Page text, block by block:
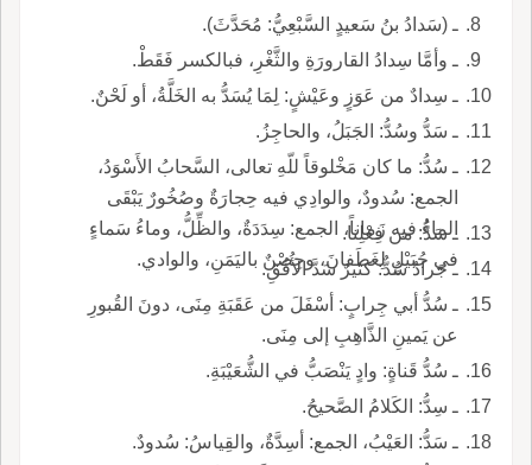
ـ (سَدادُ بنُ سَعيدٍ السَّبْعِيُّ: مُحَدَّثَ).
ـ وأمَّا سِدادُ القارورَةِ والثَّغْرِ، فبالكسر فَقَطْ.
ـ سِدادٌ من عَوَزٍ وعَيْشٍ: لِمَا يُسَدُّ به الخَلَّةُ، أو لَحْنٌ.
ـ سَدُّ وسُدُّ: الجَبَلُ، والحاجِزُ.
ـ سُدُّ: ما كان مَخْلوقاً للّهِ تعالى، السَّحابُ الأَسْوَدُ،
الجمع: سُدودٌ، والوادِي فيه حِجارَةٌ وصُخُورٌ يَبْقَى
الماءُ فيه زَماناً، الجمع: سِدَدَةٌ، والظِّلُّ، وماءُ سَماءٍ
في جُبَيْلٍ لِغَطَفانَ، وحِصْنٌ باليَمَنِ، والوادي.
ـ سَدُّ: من فِعْلِنا.
ـ جَرادٌ سُدٌّ: كثيرٌ سَدَّ الأُفُقِ.
ـ سُدُّ أبي جِرابٍ: أسْفَلَ من عَقَبَةِ مِنَى، دونَ القُبورِ
عن يَمينِ الذَّاهِبِ إلى مِنَى.
ـ سُدُّ قَناةٍ: وادٍ يَنْصَبُّ في الشُّعَيْبَةِ.
ـ سِدُّ: الكَلامُ الصَّحيحُ.
ـ سَدُّ: العَيْبُ، الجمع: أسِدَّةٌ، والقِياسُ: سُدودٌ.